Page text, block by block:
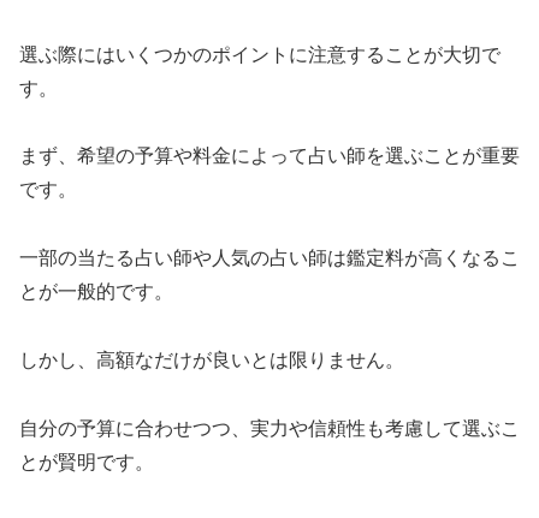
選ぶ際にはいくつかのポイントに注意することが大切で
す。
まず、希望の予算や料金によって占い師を選ぶことが重要
です。
一部の当たる占い師や人気の占い師は鑑定料が高くなるこ
とが一般的です。
しかし、高額なだけが良いとは限りません。
自分の予算に合わせつつ、実力や信頼性も考慮して選ぶこ
とが賢明です。